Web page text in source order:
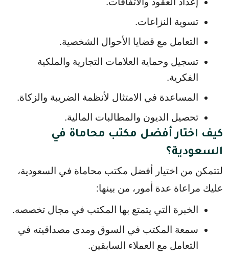
تسوية النزاعات.
التعامل مع قضايا الأحوال الشخصية.
الفكرية.
المساعدة في الامتثال لأنظمة الضريبة والزكاة.
تحصيل الديون والمطالبات المالية.
كيف اختار أفضل مكتب محاماة في
السعودية؟
عليك مراعاة عدة أمور، من بينها:
الخبرة التي يتمتع بها المكتب في مجال تخصصه.
التعامل مع العملاء السابقين.